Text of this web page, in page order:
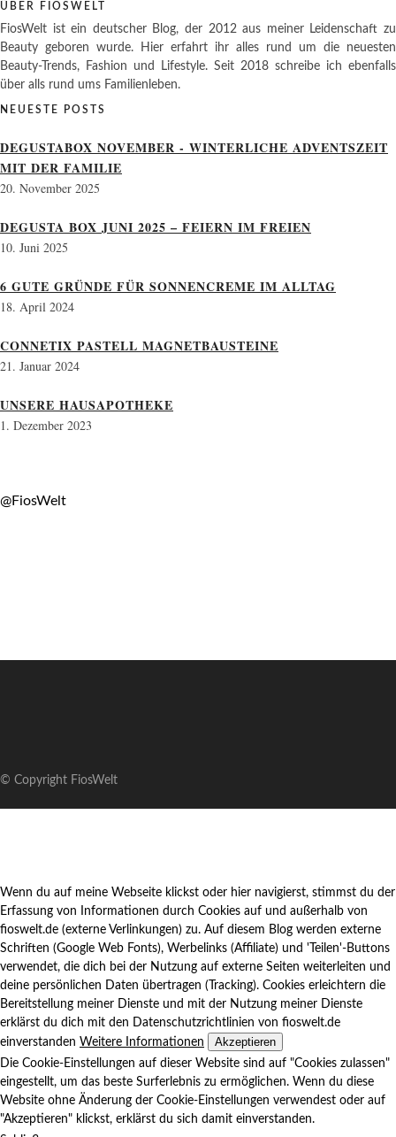
ÜBER FIOSWELT
FiosWelt ist ein deutscher Blog, der 2012 aus meiner Leidenschaft zu
Beauty geboren wurde. Hier erfahrt ihr alles rund um die neuesten
Beauty-Trends, Fashion und Lifestyle. Seit 2018 schreibe ich ebenfalls
über alls rund ums Familienleben.
NEUESTE POSTS
DEGUSTABOX NOVEMBER - WINTERLICHE ADVENTSZEIT
MIT DER FAMILIE
20. November 2025
DEGUSTA BOX JUNI 2025 – FEIERN IM FREIEN
10. Juni 2025
6 GUTE GRÜNDE FÜR SONNENCREME IM ALLTAG
18. April 2024
CONNETIX PASTELL MAGNETBAUSTEINE
21. Januar 2024
UNSERE HAUSAPOTHEKE
1. Dezember 2023
@FiosWelt
© Copyright FiosWelt
Wenn du auf meine Webseite klickst oder hier navigierst, stimmst du der
Erfassung von Informationen durch Cookies auf und außerhalb von
fioswelt.de (externe Verlinkungen) zu. Auf diesem Blog werden externe
Schriften (Google Web Fonts), Werbelinks (Affiliate) und 'Teilen'-Buttons
verwendet, die dich bei der Nutzung auf externe Seiten weiterleiten und
deine persönlichen Daten übertragen (Tracking). Cookies erleichtern die
Bereitstellung meiner Dienste und mit der Nutzung meiner Dienste
erklärst du dich mit den Datenschutzrichtlinien von fioswelt.de
einverstanden Weitere Informationen Akzeptieren
Die Cookie-Einstellungen auf dieser Website sind auf "Cookies zulassen"
eingestellt, um das beste Surferlebnis zu ermöglichen. Wenn du diese
Website ohne Änderung der Cookie-Einstellungen verwendest oder auf
"Akzeptieren" klickst, erklärst du sich damit einverstanden.